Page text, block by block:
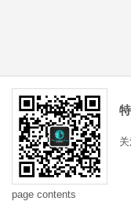
page contents